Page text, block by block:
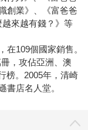
創業》、《富爸爸
來越有錢？》等
在109個國家銷售。
，攻佔亞洲、澳
榜。2005年，清崎
書店名人堂。